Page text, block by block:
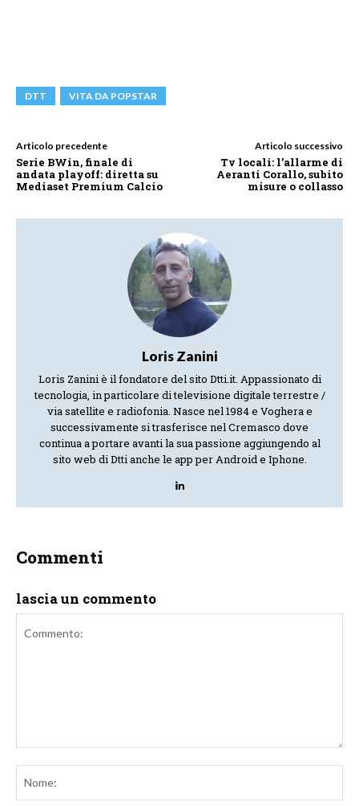
DTT VITA DA POPSTAR
Articolo precedente
Serie BWin, finale di
andata playoff: diretta su
Mediaset Premium Calcio
Articolo successivo
Tv locali: l’allarme di
Aeranti Corallo, subito
misure o collasso
Loris Zanini
Loris Zanini è il fondatore del sito Dtti.it. Appassionato di
tecnologia, in particolare di televisione digitale terrestre /
via satellite e radiofonia. Nasce nel 1984 e Voghera e
successivamente si trasferisce nel Cremasco dove
continua a portare avanti la sua passione aggiungendo al
sito web di Dtti anche le app per Android e Iphone.
Commenti
lascia un commento